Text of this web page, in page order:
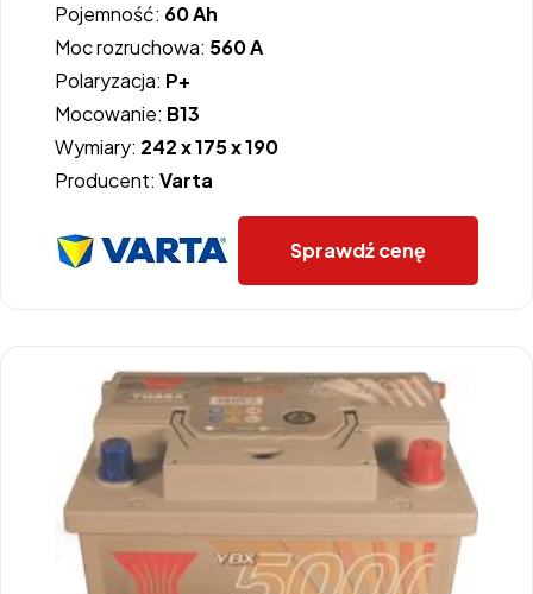
Pojemność: 60 Ah
Moc rozruchowa: 560 A
Polaryzacja: P+
Mocowanie: B13
Wymiary: 242 x 175 x 190
Producent: Varta
Sprawdź cenę